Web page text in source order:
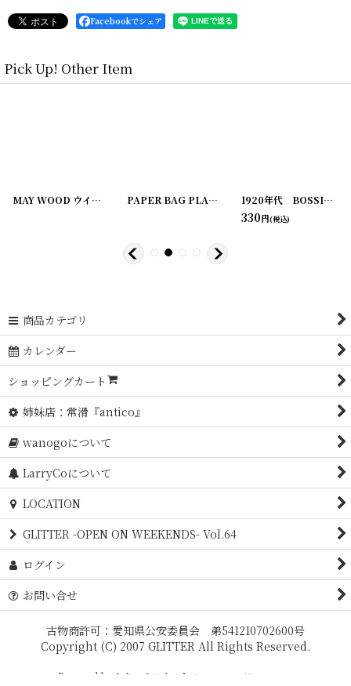
Facebookでシェア
Pick Up! Other Item
27]
[210622-4] MAY WOOD ウイスキーラベル （2枚セット） [ 20200407-12]
PAPER BAG PLANE SCRAP H.H.SERRER&SON 1920年代 BOSSIE'S BEST 4B's BRAND BUTTER ラッピングペーパー
330円(税込)
商品カテゴリ
カレンダー
ショッピングカート
姉妹店：常滑『antico』
wanogoについて
LarryCoについて
LOCATION
GLITTER -OPEN ON WEEKENDS- Vol.64
ログイン
お問い合せ
古物商許可：愛知県公安委員会 弟541210702600号
Copyright (C) 2007 GLITTER All Rights Reserved.
Powered by おちゃのこネット ネットショップ作成サービス